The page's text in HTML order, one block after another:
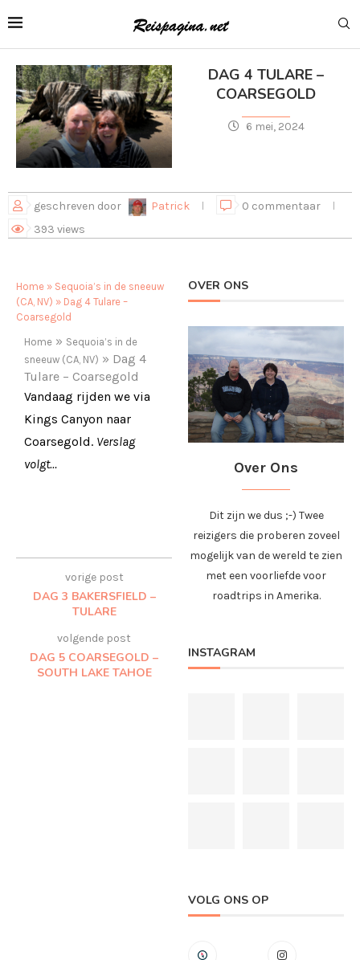
DAG 4 TULARE –
COARSEGOLD
6 mei, 2024
geschreven door Patrick
0 commentaar
393 views
Home » Sequoia’s in de sneeuw
(CA, NV) » Dag 4 Tulare –
Coarsegold
Home » Sequoia’s in de
sneeuw (CA, NV) » Dag 4
Tulare – Coarsegold
Vandaag rijden we via
Kings Canyon naar
Coarsegold. Verslag
volgt…
vorige post
DAG 3 BAKERSFIELD –
TULARE
volgende post
DAG 5 COARSEGOLD –
SOUTH LAKE TAHOE
OVER ONS
Over Ons
Dit zijn we dus ;-) Twee
reizigers die proberen zoveel
mogelijk van de wereld te zien
met een voorliefde voor
roadtrips in Amerika.
INSTAGRAM
VOLG ONS OP